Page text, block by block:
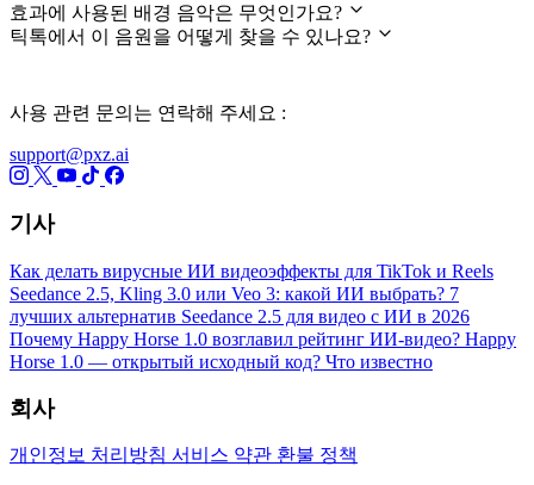
효과에 사용된 배경 음악은 무엇인가요?
틱톡에서 이 음원을 어떻게 찾을 수 있나요?
사용 관련 문의는 연락해 주세요 :
support@pxz.ai
기사
Как делать вирусные ИИ видеоэффекты для TikTok и Reels
Seedance 2.5, Kling 3.0 или Veo 3: какой ИИ выбрать? 7
лучших альтернатив Seedance 2.5 для видео с ИИ в 2026
Почему Happy Horse 1.0 возглавил рейтинг ИИ-видео? Happy
Horse 1.0 — открытый исходный код? Что известно
회사
개인정보 처리방침 서비스 약관 환불 정책